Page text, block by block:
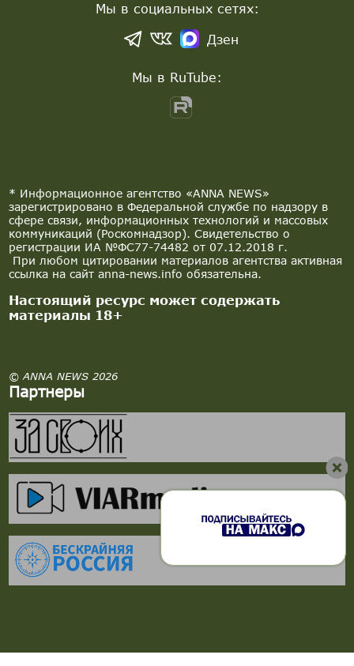
* Информационное агентство «ANNA NEWS»
зарегистрировано в Федеральной службе по надзору в
сфере связи, информационных технологий и массовых
коммуникаций (Роскомнадзор). Свидетельство о
регистрации ИА №ФС77-74482 от 07.12.2018 г.
При любом цитировании материалов агентства активная
ссылка на сайт anna-news.info обязательна.
Настоящий ресурс может содержать
материалы 18+
© ANNA NEWS 2026
Партнеры
Мы в социальных сетях:
Дзен
Мы в RuTube: